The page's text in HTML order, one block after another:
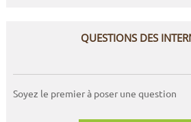
QUESTIONS DES
Soyez le premier à poser une question